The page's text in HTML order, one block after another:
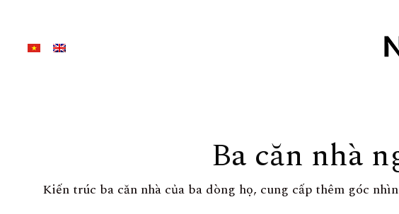
Ba căn nhà
Kiến trúc ba căn nhà của ba dòng họ, cung cấp thêm góc